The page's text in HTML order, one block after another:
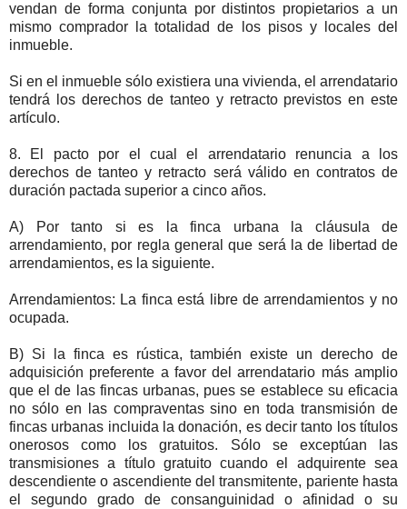
vendan de forma conjunta por distintos propietarios a un
mismo comprador la totalidad de los pisos y locales del
inmueble.
Si en el inmueble sólo existiera una vivienda, el arrendatario
tendrá los derechos de tanteo y retracto previstos en este
artículo.
8. El pacto por el cual el arrendatario renuncia a los
derechos de tanteo y retracto será válido en contratos de
duración pactada superior a cinco años.
A) Por tanto si es la finca urbana la cláusula de
arrendamiento, por regla general que será la de libertad de
arrendamientos, es la siguiente.
Arrendamientos: La finca está libre de arrendamientos y no
ocupada.
B) Si la finca es rústica, también existe un derecho de
adquisición preferente a favor del arrendatario más amplio
que el de las fincas urbanas, pues se establece su eficacia
no sólo en las compraventas sino en toda transmisión de
fincas urbanas incluida la donación, es decir tanto los títulos
onerosos como los gratuitos. Sólo se exceptúan las
transmisiones a título gratuito cuando el adquirente sea
descendiente o ascendiente del transmitente, pariente hasta
el segundo grado de consanguinidad o afinidad o su